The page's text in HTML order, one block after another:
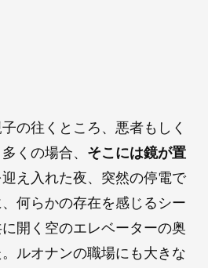
の往くところ、悪者もしく
くの場合、 そこには鏡が置
え入れた夜、突然の停電で
何らかの存在を感じるシー
開く空のエレベーターの奥
ルオナンの職場にも大きな